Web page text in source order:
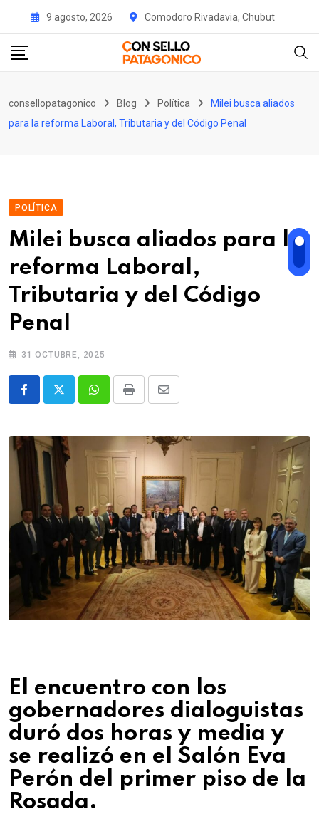
content
9 agosto, 2026 Comodoro Rivadavia, Chubut
consellopatagonico Blog Política
Milei busca aliados
para la reforma Laboral, Tributaria y del Código Penal
POLÍTICA
Milei busca aliados para la
reforma Laboral,
Tributaria y del Código
Penal
31 OCTUBRE, 2025
WhatsappPrint
Share
Email
El encuentro con los
gobernadores dialoguistas
duró dos horas y media y
se realizó en el Salón Eva
Perón del primer piso de la
Rosada.